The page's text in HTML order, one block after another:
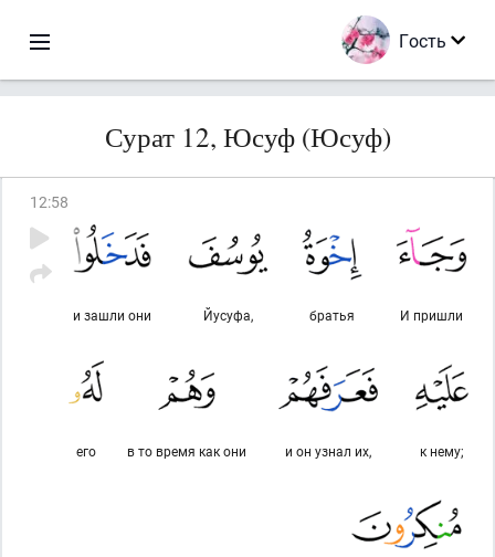
Гость
Сурат 12, Юсуф (Юсуф)
12:58
И пришли
братья
Йусуфа,
и зашли они
к нему;
и он узнал их,
в то время как они
его